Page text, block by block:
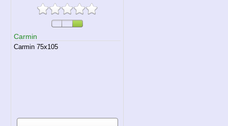
Carmin
Carmin 75x105